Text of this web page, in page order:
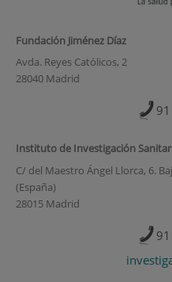
Fundación Jiménez Díaz
Avda. Reyes Católicos, 2
28040 Madrid
Instituto de Investigación
C/ del Maestro Ángel Llorca, 6.
(España)
28015 Madrid